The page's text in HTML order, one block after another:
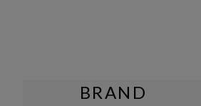
BRAND